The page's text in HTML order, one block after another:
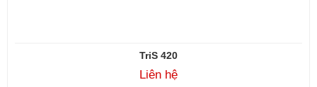
TriS 420
Liên hệ